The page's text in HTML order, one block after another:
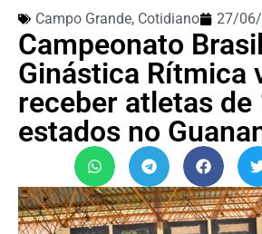
Campo Grande, Cotidiano 27/
Campeonato
Ginástica Rítmica
receber atletas de
estados no